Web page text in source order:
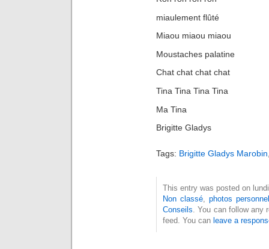
miaulement flûté
Miaou miaou miaou
Moustaches palatine
Chat chat chat chat
Tina Tina Tina Tina
Ma Tina
Brigitte Gladys
Tags: Brigitte Gladys Marobin
This entry was posted on
Non classé,photos
Conseils. You can follow any
feed. You can leave a